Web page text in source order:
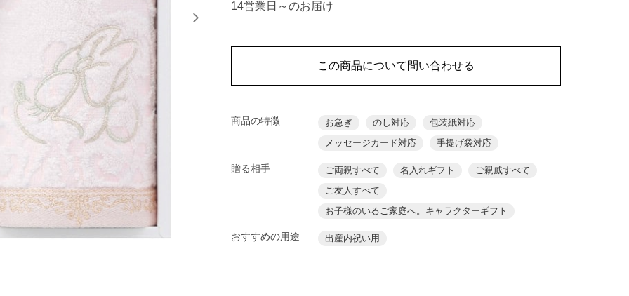
14営業日～のお届け
この商品について問い合わせる
商品の特徴 お急ぎ のし対応
包装紙対応
メッセージカード対応
手提げ袋対応
贈る相手 ご両親すべて 名入れギフト
ご親戚すべて
ご友人すべて
お子様のいるご家庭へ。キャラクターギフト
おすすめの用途 出産内祝い用